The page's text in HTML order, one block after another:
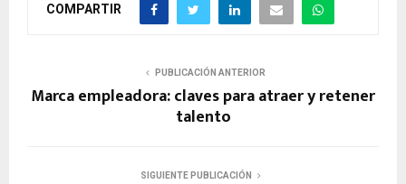
COMPARTIR
PUBLICACIÓN ANTERIOR
Marca empleadora: claves para atraer y retener
talento
SIGUIENTE PUBLICACIÓN